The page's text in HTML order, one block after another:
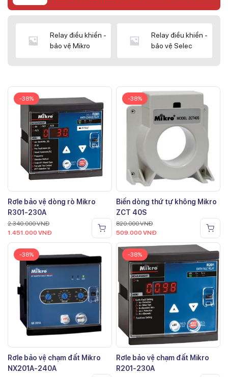
Relay điều khiển -
bảo vệ Mikro
Relay điều khiển -
bảo vệ Selec
-38%
Rơle bảo vệ dòng rò Mikro
R301-230A
2.340.000VNĐ
1.451.000 VNĐ
-38%
Biến dòng thứ tự không Mikro
ZCT 40S
820.000VNĐ
509.000 VNĐ
-38%
Rơle bảo vệ chạm đất Mikro
NX201A-240A
-38%
Rơle bảo vệ chạm đất Mikro
R201-230A